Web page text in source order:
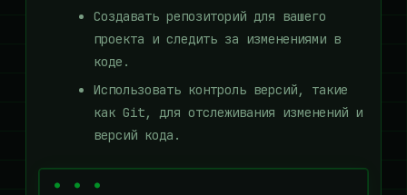
Создавать репозиторий для вашего
проекта и следить за изменениями в
коде.
Использовать контроль версий, такие
как Git, для отслеживания изменений и
версий кода.